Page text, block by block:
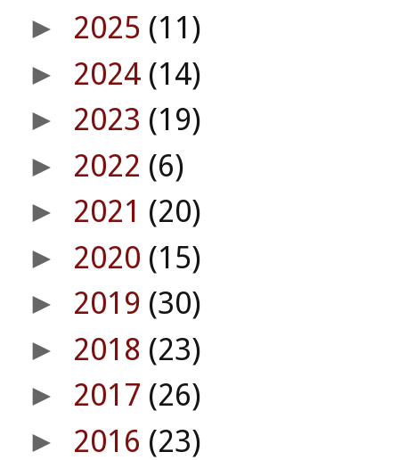
► 2025 (11)
► 2024 (14)
► 2023 (19)
► 2022 (6)
► 2021 (20)
► 2020 (15)
► 2019 (30)
► 2018 (23)
► 2017 (26)
► 2016 (23)